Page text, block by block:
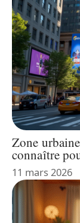
Zone
connaître
11 mars 2026